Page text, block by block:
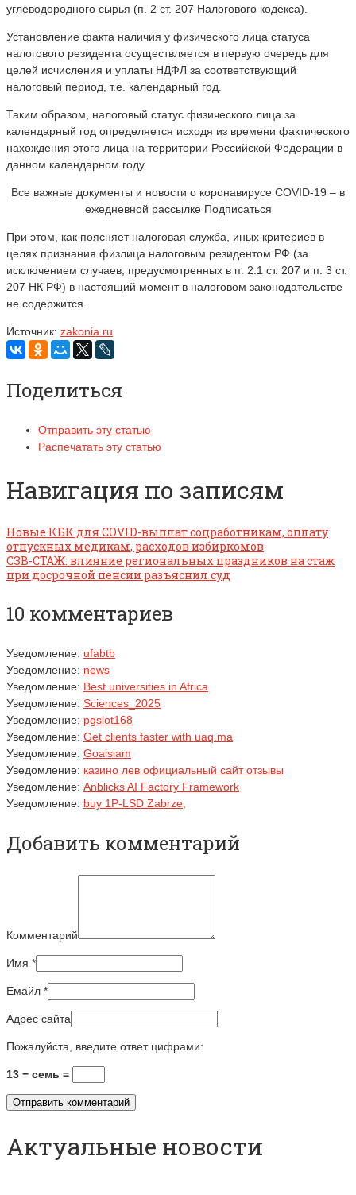
углеводородного сырья (п. 2 ст. 207 Налогового кодекса).
Установление факта наличия у физического лица статуса
налогового резидента осуществляется в первую очередь для
целей исчисления и уплаты НДФЛ за соответствующий
налоговый период, т.е. календарный год.
Таким образом, налоговый статус физического лица за
календарный год определяется исходя из времени фактического
нахождения этого лица на территории Российской Федерации в
данном календарном году.
Все важные документы и новости о коронавирусе COVID-19 – в
ежедневной рассылке Подписаться
При этом, как поясняет налоговая служба, иных критериев в
целях признания физлица налоговым резидентом РФ (за
исключением случаев, предусмотренных в п. 2.1 ст. 207 и п. 3 ст.
207 НК РФ) в настоящий момент в налоговом законодательстве
не содержится.
Источник: zakonia.ru
Поделиться
Отправить эту статью
Распечатать эту статью
Навигация по записям
Новые КБК для COVID-выплат соцработникам, оплату
отпускных медикам, расходов избиркомов
СЗВ-СТАЖ: влияние региональных праздников на стаж
при досрочной пенсии разъяснил суд
10 комментариев
Уведомление: ufabtb
Уведомление: news
Уведомление: Best universities in Africa
Уведомление: Sciences_2025
Уведомление: pgslot168
Уведомление: Get clients faster with uaq.ma
Уведомление: Goalsiam
Уведомление: казино лев официальный сайт отзывы
Уведомление: Anblicks AI Factory Framework
Уведомление: buy 1P-LSD Zabrze,
Добавить комментарий
Комментарий
Имя *
Емайл *
Адрес сайта
Пожалуйста, введите ответ цифрами:
13 − семь =
Актуальные новости